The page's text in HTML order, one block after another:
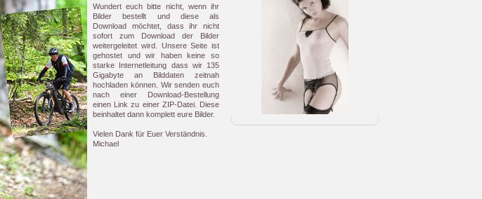
Wundert euch bitte nicht, wenn ihr
Bilder bestellt und diese als
Download möchtet, dass ihr nicht
sofort zum Download der Bilder
weitergeleitet wird. Unsere Seite ist
gehostet und wir haben keine so
starke Internetleitung dass wir 135
Gigabyte an Bilddaten zeitnah
hochladen können. Wir senden euch
nach einer Download-Bestellung
einen Link zu einer ZIP-Datei. Diese
beinhaltet dann komplett eure Bilder.
Vielen Dank für Euer Verständnis.
Michael